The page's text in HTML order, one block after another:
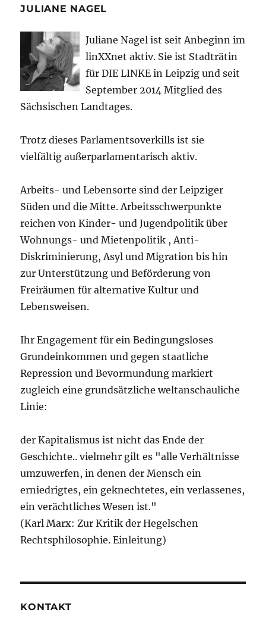
JULIANE NAGEL
Juliane Nagel ist seit Anbeginn im
linXXnet aktiv. Sie ist Stadträtin
für DIE LINKE in Leipzig und seit
September 2014 Mitglied des
Sächsischen Landtages.
Trotz dieses Parlamentsoverkills ist sie
vielfältig außerparlamentarisch aktiv.
Arbeits- und Lebensorte sind der Leipziger
Süden und die Mitte. Arbeitsschwerpunkte
reichen von Kinder- und Jugendpolitik über
Wohnungs- und Mietenpolitik , Anti-
Diskriminierung, Asyl und Migration bis hin
zur Unterstützung und Beförderung von
Freiräumen für alternative Kultur und
Lebensweisen.
Ihr Engagement für ein Bedingungsloses
Grundeinkommen und gegen staatliche
Repression und Bevormundung markiert
zugleich eine grundsätzliche weltanschauliche
Linie:
der Kapitalismus ist nicht das Ende der
Geschichte.. vielmehr gilt es "alle Verhältnisse
umzuwerfen, in denen der Mensch ein
erniedrigtes, ein geknechtetes, ein verlassenes,
ein verächtliches Wesen ist."
(Karl Marx: Zur Kritik der Hegelschen
Rechtsphilosophie. Einleitung)
KONTAKT